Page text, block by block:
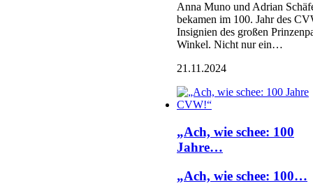
Anna Muno und Adrian
bekamen im 100. Jahr des
Insignien des großen
Winkel. Nicht nur ein…
21.11.2024
„Ach, wie schee: 100
Jahre…
„Ach, wie schee: 100…